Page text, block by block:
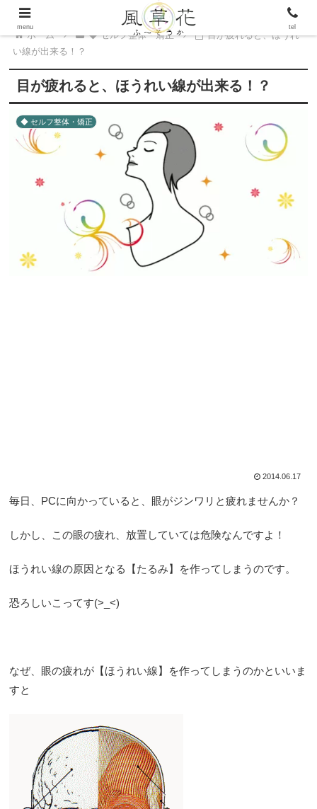
ホーム ◆ セルフ整体・矯正
目が疲れると、ほうれ
い線が出来る！？
目が疲れると、ほうれい線が出来る！？
◆ セルフ整体・矯正
2014.06.17
毎日、PCに向かっていると、眼がジンワリと疲れませんか？
しかし、この眼の疲れ、放置していては危険なんですよ！
ほうれい線の原因となる【たるみ】を作ってしまうのです。
恐ろしいこってす(>_<)
なぜ、眼の疲れが【ほうれい線】を作ってしまうのかといいま
すと
menu tel